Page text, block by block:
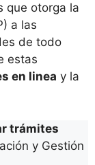
que otorga la
a las
de todo
estas
en linea y la
trámites
y Gestión